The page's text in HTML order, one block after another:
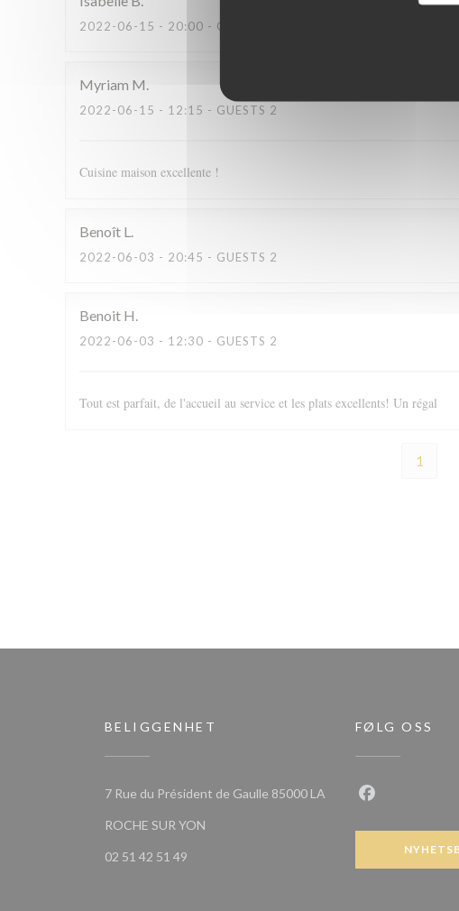
2022-06-15 - 20:00 - GUESTS 2
Myriam M
2022-06-15 - 12:15 - GUESTS 2
Cuisine maison excellente !
Benoît L
2022-06-03 - 20:45 - GUESTS 2
Benoit H
2022-06-03 - 12:30 - GUESTS 2
Tout est parfait, de l'accueil au service et les plats excellents! Un régal
1
BELIGGENHET
7 Rue du Président de Gaulle 85000 LA
ROCHE SUR YON((åpner i et nytt vindu))
02 51 42 51 49
FØLG OSS